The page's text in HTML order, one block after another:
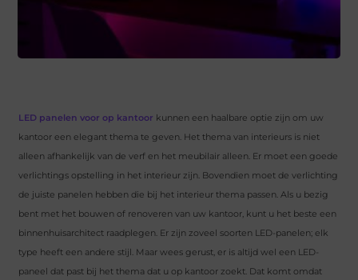
LED panelen voor op kantoor kunnen een haalbare optie zijn om uw
kantoor een elegant thema te geven. Het thema van interieurs is niet
alleen afhankelijk van de verf en het meubilair alleen. Er moet een goede
verlichtings opstelling in het interieur zijn. Bovendien moet de verlichting
de juiste panelen hebben die bij het interieur thema passen. Als u bezig
bent met het bouwen of renoveren van uw kantoor, kunt u het beste een
binnenhuisarchitect raadplegen. Er zijn zoveel soorten LED-panelen; elk
type heeft een andere stijl. Maar wees gerust, er is altijd wel een LED-
paneel dat past bij het thema dat u op kantoor zoekt. Dat komt omdat